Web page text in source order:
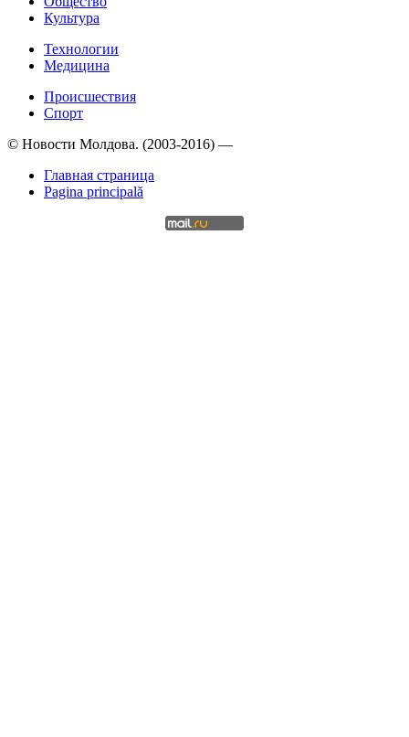
Культура
Технологии
Медицина
Происшествия
Спорт
© Новости Молдова. (2003-2016) —
Главная страница
Pagina principală